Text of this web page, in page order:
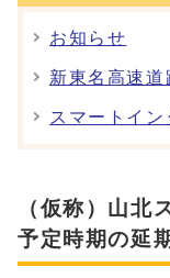
お知らせ
新東名高速道
スマートイ
（仮称）山北
予定時期の延